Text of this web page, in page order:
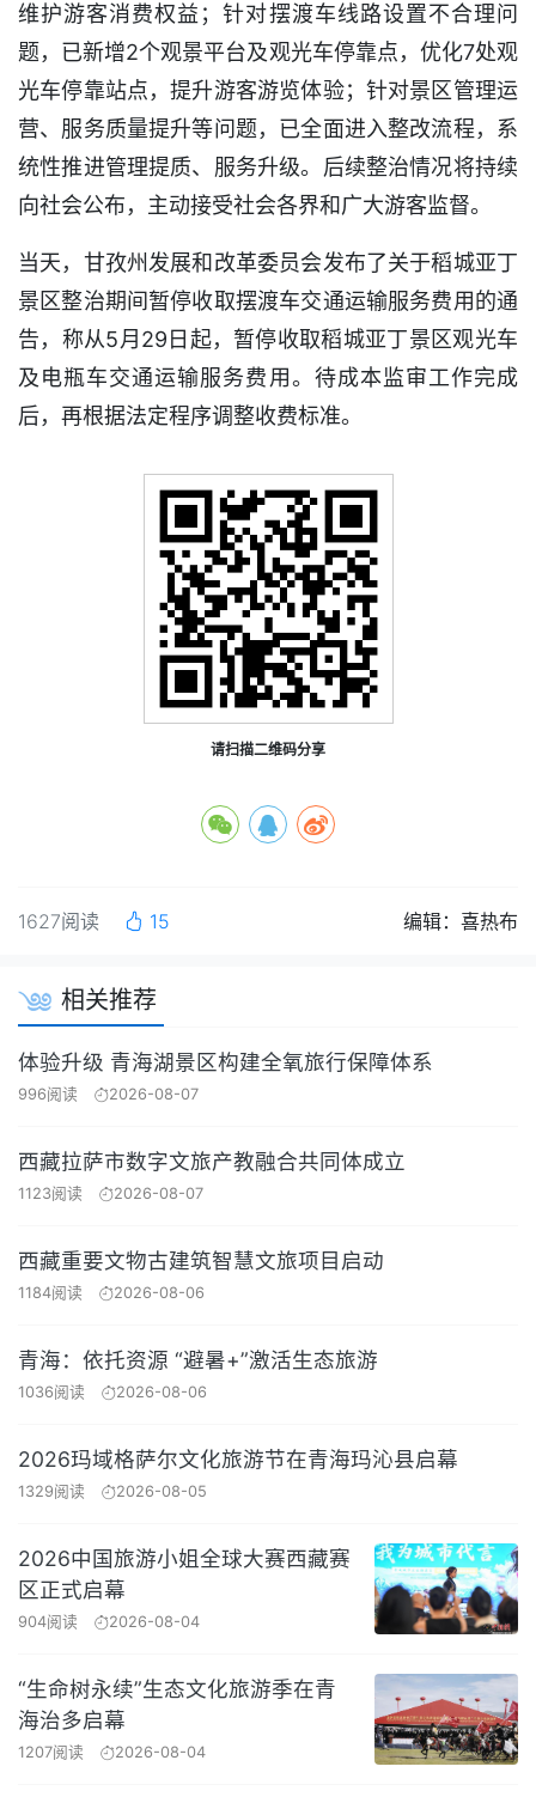
维护游客消费权益；针对摆渡车线路设置不合理问
题，已新增2个观景平台及观光车停靠点，优化7处观
光车停靠站点，提升游客游览体验；针对景区管理运
营、服务质量提升等问题，已全面进入整改流程，系
统性推进管理提质、服务升级。后续整治情况将持续
向社会公布，主动接受社会各界和广大游客监督。
当天，甘孜州发展和改革委员会发布了关于稻城亚丁
景区整治期间暂停收取摆渡车交通运输服务费用的通
告，称从5月29日起，暂停收取稻城亚丁景区观光车
及电瓶车交通运输服务费用。待成本监审工作完成
后，再根据法定程序调整收费标准。
请扫描二维码分享
1627阅读 15 编辑：喜热布
相关推荐
体验升级 青海湖景区构建全氧旅行保障体系
996阅读 2026-08-07
西藏拉萨市数字文旅产教融合共同体成立
1123阅读 2026-08-07
西藏重要文物古建筑智慧文旅项目启动
1184阅读 2026-08-06
青海：依托资源 “避暑+”激活生态旅游
1036阅读 2026-08-06
2026玛域格萨尔文化旅游节在青海玛沁县启幕
1329阅读 2026-08-05
2026中国旅游小姐全球大赛西藏赛
区正式启幕
904阅读 2026-08-04
“生命树永续”生态文化旅游季在青
海治多启幕
1207阅读 2026-08-04